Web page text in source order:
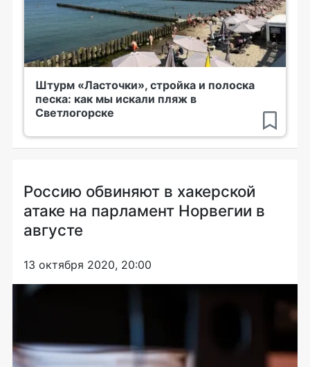
Штурм «Ласточки», стройка и полоска
песка: как мы искали пляж в
Светлогорске
Россию обвиняют в хакерской
атаке на парламент Норвегии в
августе
13 октября 2020, 20:00